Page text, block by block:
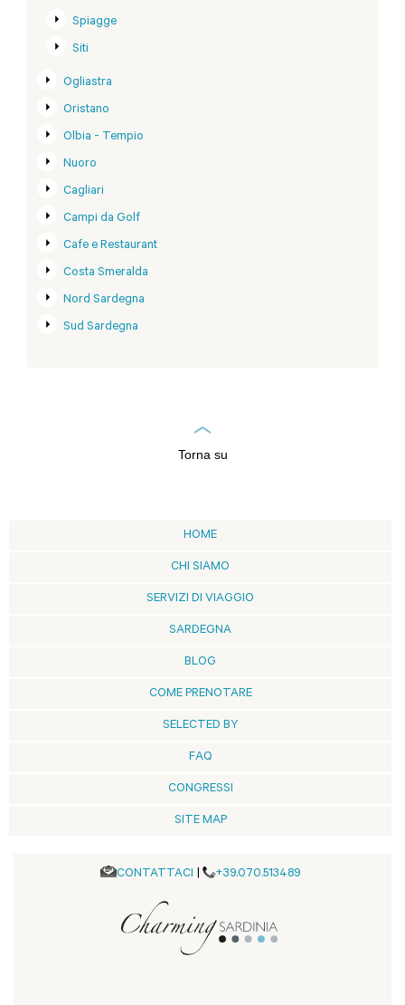
Spiagge
Siti
Ogliastra
Oristano
Olbia - Tempio
Nuoro
Cagliari
Campi da Golf
Cafe e Restaurant
Costa Smeralda
Nord Sardegna
Sud Sardegna
Torna su
HOME
CHI SIAMO
SERVIZI DI VIAGGIO
SARDEGNA
BLOG
COME PRENOTARE
SELECTED BY
FAQ
CONGRESSI
SITE MAP
CONTATTACI +39.070.513489